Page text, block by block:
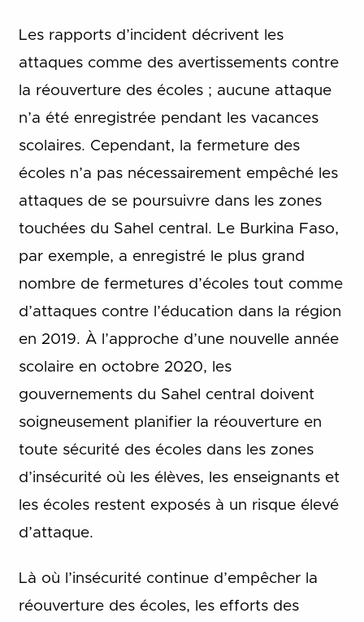
Les rapports d’incident décrivent les
attaques comme des avertissements contre
la réouverture des écoles ; aucune attaque
n’a été enregistrée pendant les vacances
scolaires. Cependant, la fermeture des
écoles n’a pas nécessairement empêché les
attaques de se poursuivre dans les zones
touchées du Sahel central. Le Burkina Faso,
par exemple, a enregistré le plus grand
nombre de fermetures d’écoles tout comme
d’attaques contre l’éducation dans la région
en 2019. À l’approche d’une nouvelle année
scolaire en octobre 2020, les
gouvernements du Sahel central doivent
soigneusement planifier la réouverture en
toute sécurité des écoles dans les zones
d’insécurité où les élèves, les enseignants et
les écoles restent exposés à un risque élevé
d’attaque.
Là où l’insécurité continue d’empêcher la
réouverture des écoles, les efforts des